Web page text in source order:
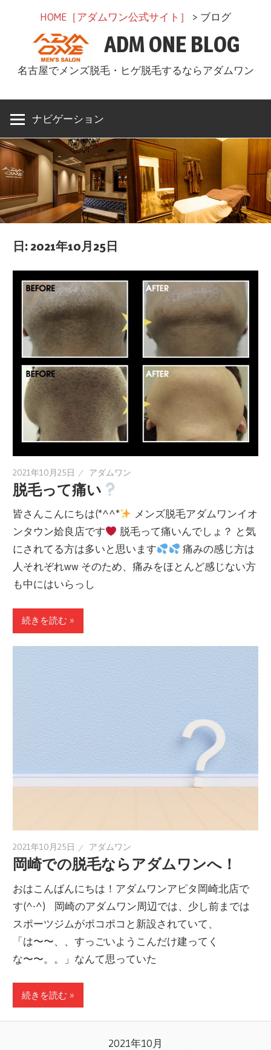
へ
ッ
プ
HOME［アダムワン公式サイト］ > ブログ
ADM ONE BLOG
名古屋でメンズ脱毛・ヒゲ脱毛するならアダムワン
ナビゲーション
日: 2021年10月25日
2021年10月25日 アダムワン
脱毛って痛い
皆さんこんにちは(*^^*
メンズ脱毛アダムワンイオ
ンタウン姶良店です
脱毛って痛いんでしょ？ と気
にされてる方は多いと思います
痛みの感じ方は
人それぞれww そのため、痛みをほとんど感じない方
も中にはいらっし
続きを読む »
2021年10月25日 アダムワン
岡崎での脱毛ならアダムワンへ！
おはこんばんにちは！アダムワンアピタ岡崎北店で
す(^-^) 岡崎のアダムワン周辺では、少し前までは
スポーツジムがポコポコと新設されていて、
「は〜〜、、すっごいようこんだけ建ってく
な〜〜。。」なんて思っていた
続きを読む »
2021年10月